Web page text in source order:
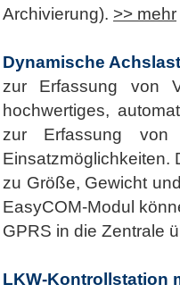
Archivierung). >> mehr
Dynamische
zur Erfassung von
hochwertiges,
zur Erfassung von
Einsatzmöglichkeiten.
zu Größe, Gewicht
EasyCOM-Modul
GPRS in die Zentrale
LKW-Kontrollstation